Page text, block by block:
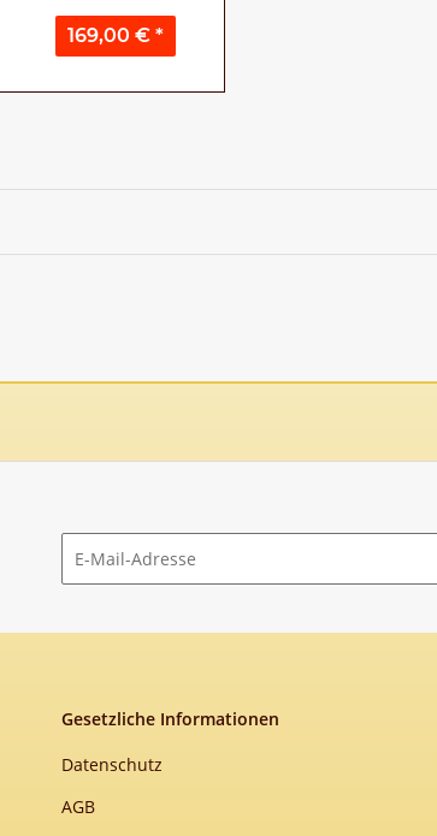
169,00 € *
Gesetzliche Informationen
Datenschutz
AGB